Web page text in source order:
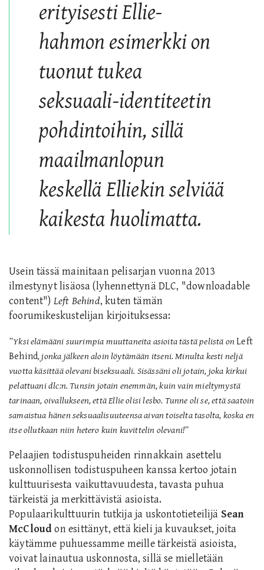
erityisesti Ellie-
hahmon esimerkki on
tuonut tukea
seksuaali-identiteetin
pohdintoihin, sillä
maailmanlopun
keskellä Elliekin selviää
kaikesta huolimatta.
Usein tässä mainitaan pelisarjan vuonna 2013
ilmestynyt lisäosa (lyhennettynä DLC, "downloadable
content") Left Behind, kuten tämän
foorumikeskustelijan kirjoituksessa:
”Yksi elämääni suurimpia muuttaneita asioita tästä pelistä onLeft
Behind, jonka jälkeen aloin löytämään itseni. Minulta kesti neljä
vuotta käsittää olevani biseksuaali. Sisässäni oli jotain, joka kirkui
pelattuani dlc:n. Tunsin jotain enemmän, kuin vain mieltymystä
tarinaan, oivallukseen, että Ellie olisi lesbo. Tunne oli se, että saatoin
samaistua hänen seksuaalisuuteensa aivan toiselta tasolta, koska en
itse ollutkaan niin hetero kuin kuvittelin olevani!”
Pelaajien todistuspuheiden rinnakkain asettelu
uskonnollisen todistuspuheen kanssa kertoo jotain
kulttuurisesta vaikuttavuudesta, tavasta puhua
tärkeistä ja merkittävistä asioista.
Populaarikulttuurin tutkija ja uskontotieteilijä Sean
McCloudon esittänyt, että kieli ja kuvaukset, joita
käytämme puhuessamme meille tärkeistä asioista,
voivat lainautua uskonnosta, sillä se mielletään